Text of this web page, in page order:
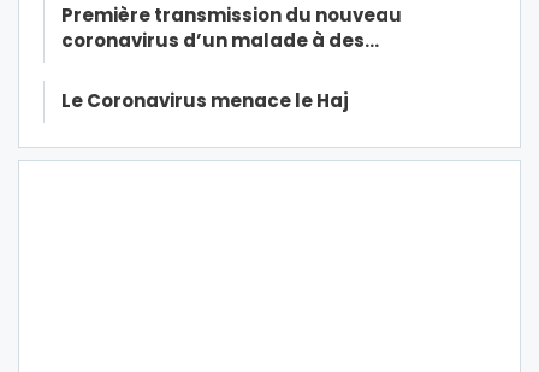
Première transmission du nouveau
coronavirus d’un malade à des…
Le Coronavirus menace le Haj